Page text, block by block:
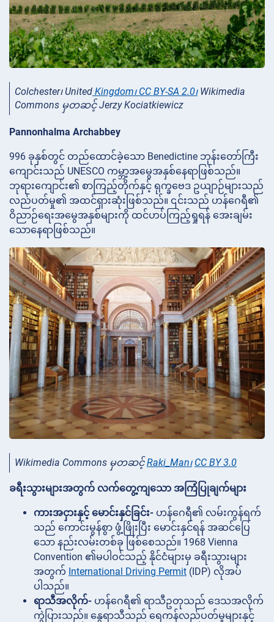
Colchester၊ United Kingdom၊ CC BY-SA 2.0၊Wikimedia
Commons မှတဆင့် Jerzy Kociatkiewicz
Pannonhalma Archabbey
996 ခုနှစ်တွင် တည်ထောင်ခဲ့သော Benedictine ဘုန်းတော်ကြီး
ကျောင်းသည် UNESCO ကမ္ဘာ့အမွေအနှစ်နေရာဖြစ်သည်။
ဘုရားကျောင်း၏ စာကြည့်တိုက်နှင့် ရုက္ခဗေဒ ဥယျာဉ်များသည်
လည်ပတ်မှု၏ အထင်ရှားဆုံးဖြစ်သည်။ ၎င်းသည် ဟန်ဂေရီ၏
ဝိညာဉ်ရေးအမွေအနှစ်များကို ထင်ဟပ်ကြည့်ရှုရန် အေးချမ်း
သောနေရာဖြစ်သည်။
Wikimedia Commons မှတဆင့်Raki_Man၊ CC BY 3.0
ခရီးသွားများအတွက် လက်တွေ့ကျသော အကြံပြုချက်များ
ကားအငှားနှင့် မောင်းနှင်ခြင်း- ဟန်ဂေရီ၏ လမ်းကွန်ရက်
သည် ကောင်းမွန်စွာ ဖွံ့ဖြိုးပြီး မောင်းနှင်ရန် အဆင်ပြေ
သော နည်းလမ်းတစ်ခု ဖြစ်စေသည်။ 1968 Vienna
Convention ၏မပါဝင်သည့် နိုင်ငံများမှ ခရီးသွားများ
အတွက် International Driving Permit (IDP) လိုအပ်
ပါသည်။
ရာသီအလိုက်- ဟန်ဂေရီ၏ ရာသီဥတုသည် ဒေသအလိုက်
ကွဲပြားသည်။ နွေရာသီသည် ရေကန်လည်ပတ်မှုများနှင့်